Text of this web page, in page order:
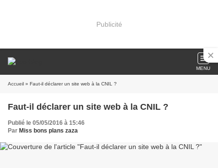
Publicité
MENU
Accueil » Faut-il déclarer un site web à la CNIL ?
Faut-il déclarer un site web à la CNIL ?
Publié le 05/05/2016 à 15:46
Par Miss bons plans zaza